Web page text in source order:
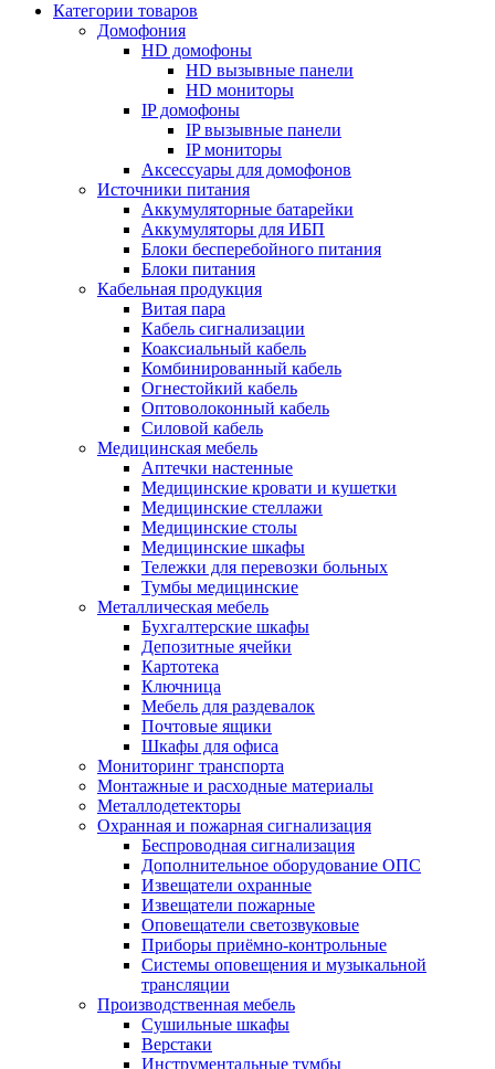
Категории товаров
Домофония
HD домофоны
HD вызывные панели
HD мониторы
IP домофоны
IP вызывные панели
IP мониторы
Аксессуары для домофонов
Источники питания
Аккумуляторные батарейки
Аккумуляторы для ИБП
Блоки бесперебойного питания
Блоки питания
Кабельная продукция
Витая пара
Кабель сигнализации
Коаксиальный кабель
Комбинированный кабель
Огнестойкий кабель
Оптоволоконный кабель
Силовой кабель
Медицинская мебель
Аптечки настенные
Медицинские кровати и кушетки
Медицинские стеллажи
Медицинские столы
Медицинские шкафы
Тележки для перевозки больных
Тумбы медицинские
Металлическая мебель
Бухгалтерские шкафы
Депозитные ячейки
Картотека
Ключница
Мебель для раздевалок
Почтовые ящики
Шкафы для офиса
Мониторинг транспорта
Монтажные и расходные материалы
Металлодетекторы
Охранная и пожарная сигнализация
Беспроводная сигнализация
Дополнительное оборудование ОПС
Извещатели охранные
Извещатели пожарные
Оповещатели светозвуковые
Приборы приёмно-контрольные
Системы оповещения и музыкальной
трансляции
Производственная мебель
Cушильные шкафы
Верстаки
Инструментальные тумбы